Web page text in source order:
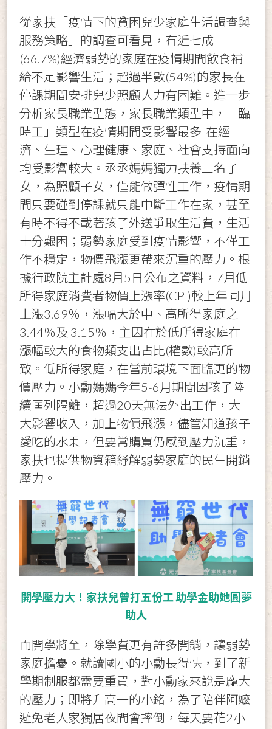
從家扶「疫情下的貧困兒少家庭生活調查與
服務策略」的調查可看見，有近七成
(66.7%)經濟弱勢的家庭在疫情期間飲食補
給不足影響生活；超過半數(54%)的家長在
停課期間安排兒少照顧人力有困難。進一步
分析家長職業型態，家長職業類型中，「臨
時工」類型在疫情期間受影響最多-在經
濟、生理、心理健康、家庭、社會支持面向
均受影響較大。丞丞媽媽獨力扶養三名子
女，為照顧子女，僅能做彈性工作，疫情期
間只要碰到停課就只能中斷工作在家，甚至
有時不得不載著孩子外送爭取生活費，生活
十分艱困；弱勢家庭受到疫情影響，不僅工
作不穩定，物價飛漲更帶來沉重的壓力。根
據行政院主計處8月5日公布之資料，7月低
所得家庭消費者物價上漲率(CPI)較上年同月
上漲3.69％，漲幅大於中、高所得家庭之
3.44％及 3.15％，主因在於低所得家庭在
漲幅較大的食物類支出占比(權數)較高所
致。低所得家庭，在當前環境下面臨更的物
價壓力。小勳媽媽今年5-6月期間因孩子陸
續匡列隔離，超過20天無法外出工作，大
大影響收入，加上物價飛漲，儘管知道孩子
愛吃的水果，但要常購買仍感到壓力沉重，
家扶也提供物資箱紓解弱勢家庭的民生開銷
壓力。
開學壓力大！家扶兒曾打五份工 助學金助她圓夢
助人
而開學將至，除學費更有許多開銷，讓弱勢
家庭擔憂。就讀國小的小勳長得快，到了新
學期制服都需要重買，對小勳家來說是龐大
的壓力；即將升高一的小銘，為了陪伴阿嬤
避免老人家獨居夜間會摔倒，每天要花2小